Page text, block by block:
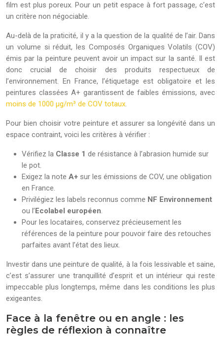
film est plus poreux. Pour un petit espace à fort passage, c’est
un critère non négociable.
Au-delà de la praticité, il y a la question de la qualité de l’air. Dans
un volume si réduit, les Composés Organiques Volatils (COV)
émis par la peinture peuvent avoir un impact sur la santé. Il est
donc crucial de choisir des produits respectueux de
l’environnement. En France, l’étiquetage est obligatoire et les
peintures classées A+ garantissent de faibles émissions, avec
moins de 1000 μg/m³ de COV totaux.
Pour bien choisir votre peinture et assurer sa longévité dans un
espace contraint, voici les critères à vérifier :
Vérifiez la Classe 1 de résistance à l’abrasion humide sur
le pot.
Exigez la note A+ sur les émissions de COV, une obligation
en France.
Privilégiez les labels reconnus comme NF Environnement
ou l’Ecolabel européen.
Pour les locataires, conservez précieusement les
références de la peinture pour pouvoir faire des retouches
parfaites avant l’état des lieux.
Investir dans une peinture de qualité, à la fois lessivable et saine,
c’est s’assurer une tranquillité d’esprit et un intérieur qui reste
impeccable plus longtemps, même dans les conditions les plus
exigeantes.
Face à la fenêtre ou en angle : les
règles de réflexion à connaître